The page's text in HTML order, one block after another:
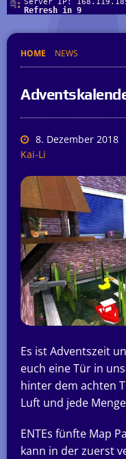
HOME NEWS
8. Dezember 2018
Kai-Li
Es ist Adventszeit
euch eine Tür in
hinter dem achten
Luft und jede
ENTEs fünfte Map
kann in der zuerst